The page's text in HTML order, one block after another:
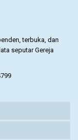
terbuka, dan